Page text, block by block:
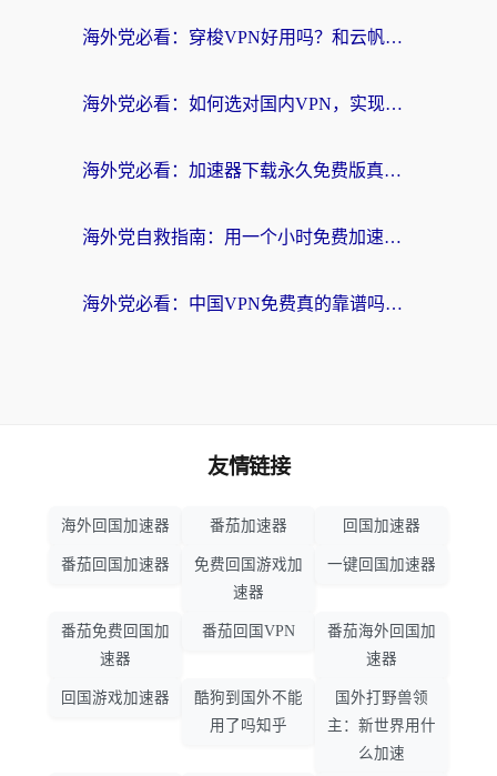
海外党必看：穿梭VPN好用吗？和云帆VPN对比哪个回国效果更好？附真实测评+避坑指南
海外党必看：如何选对国内VPN，实现无缝访问国内资源？
海外党必看：加速器下载永久免费版真的存在吗？教你无缝访问国内资源的正确姿势
海外党自救指南：用一个小时免费加速器，轻松打破国内资源访问壁垒？
海外党必看：中国VPN免费真的靠谱吗？手把手教你选对回国加速器
友情链接
海外回国加速器 番茄加速器 回国加速器
番茄回国加速器
免费回国游戏加
速器
一键回国加速器
番茄免费回国加
速器
番茄回国VPN
番茄海外回国加
速器
回国游戏加速器
酷狗到国外不能
用了吗知乎
国外打野兽领
主：新世界用什
么加速